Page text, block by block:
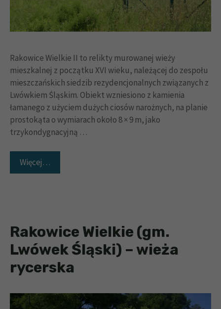
Rakowice Wielkie II to relikty murowanej wieży
mieszkalnej z początku XVI wieku, należącej do zespołu
mieszczańskich siedzib rezydencjonalnych związanych z
Lwówkiem Śląskim. Obiekt wzniesiono z kamienia
łamanego z użyciem dużych ciosów narożnych, na planie
prostokąta o wymiarach około 8 × 9 m, jako
trzykondygnacyjną …
Więcej…
Rakowice Wielkie (gm.
Lwówek Śląski) – wieża
rycerska